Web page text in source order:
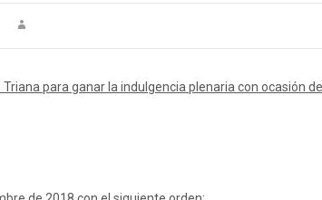
para ganar la indulgencia plenaria con ocasión